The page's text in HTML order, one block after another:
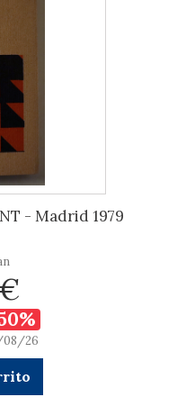
- Madrid 1979
08/26